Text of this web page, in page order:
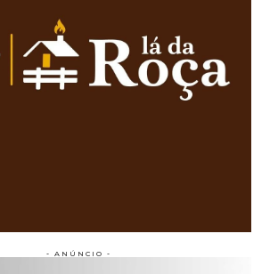
- ANÚNCIO -